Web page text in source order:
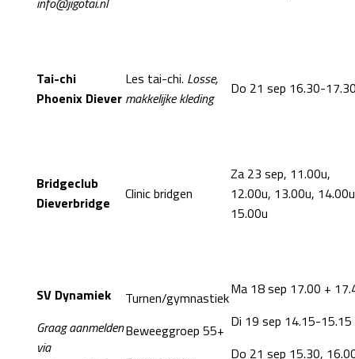
Tai-chi
Phoenix Diever
Les tai-chi. Losse,
makkelijke kleding
Do 21 sep 16.30-
Bridgeclub
Dieverbridge
Clinic bridgen
Za 23 sep, 11.00u,
12.00u, 13.00u,
15.00u
SV Dynamiek
Graag aanmelden
via
Turnen/gymnastiek
Beweeggroep 55+
Ma 18 sep 17.00 +
Di 19 sep 14.15-15.15
Do 21 sep 15.30,